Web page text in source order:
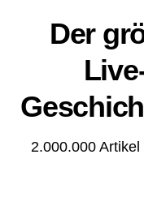
Der
2.000.000